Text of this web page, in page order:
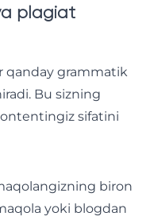
plagiat
qanday grammatik
Bu sizning
sifatini
biron
yoki blogdan